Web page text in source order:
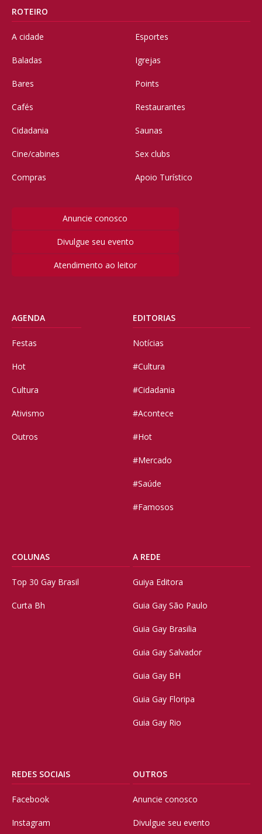
ROTEIRO
A cidade
Baladas
Bares
Cafés
Cidadania
Cine/cabines
Compras
Esportes
Igrejas
Points
Restaurantes
Saunas
Sex clubs
Apoio Turístico
Anuncie conosco
Divulgue seu evento
Atendimento ao leitor
AGENDA
Festas
Hot
Cultura
Ativismo
Outros
EDITORIAS
Notícias
#Cultura
#Cidadania
#Acontece
#Hot
#Mercado
#Saúde
#Famosos
COLUNAS
Top 30 Gay Brasil
Curta Bh
A REDE
Guiya Editora
Guia Gay São Paulo
Guia Gay Brasilia
Guia Gay Salvador
Guia Gay BH
Guia Gay Floripa
Guia Gay Rio
REDES SOCIAIS
Facebook
Instagram
OUTROS
Anuncie conosco
Divulgue seu evento